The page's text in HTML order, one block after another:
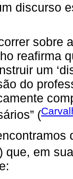
discurso
sobre
reafirma
um
do
(
que, em